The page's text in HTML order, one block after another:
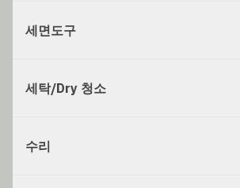
세면도구
세탁/Dry 청소
수리